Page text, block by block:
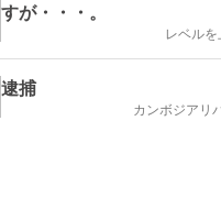
すが・・・。
レベル
逮捕
カンボジアリ